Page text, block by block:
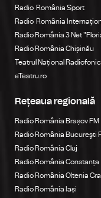
Radio România Sport
Radio România
Radio România 3 Net
Radio România Chișinău
Teatrul Național Radiofonic
eTeatru.ro
Rețeaua regională
Radio România Brașov FM
Radio România Bucureşti
Radio România Cluj
Radio România Constanța
Radio România Oltenia
Radio România Iași